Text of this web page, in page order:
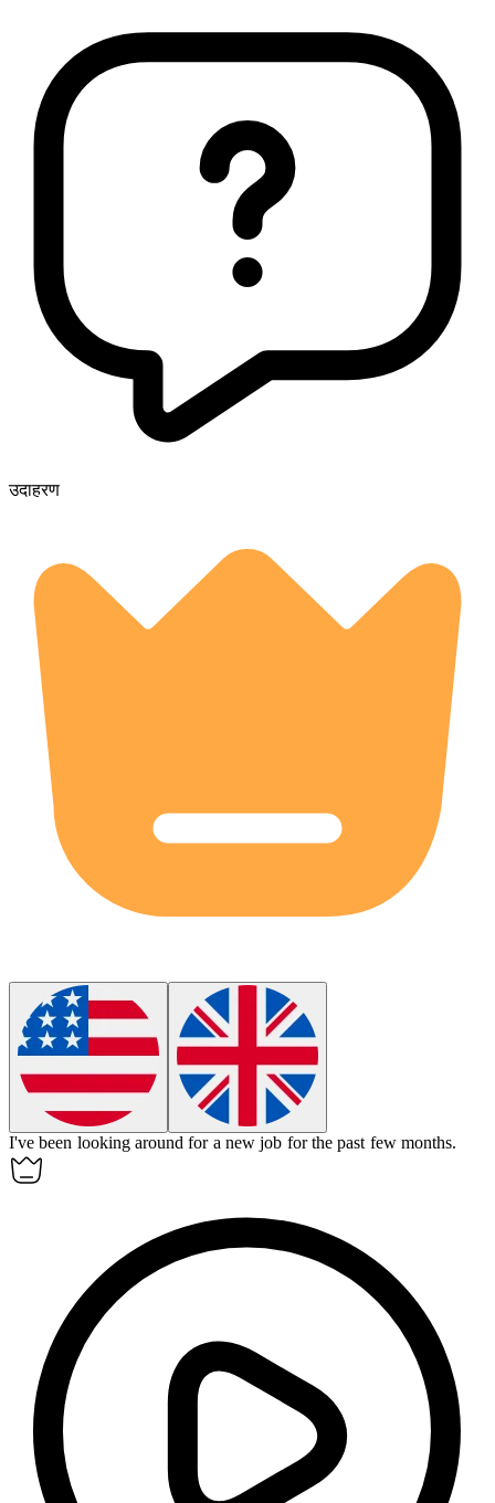
उदाहरण
I've been looking around for a new job for the past few months.